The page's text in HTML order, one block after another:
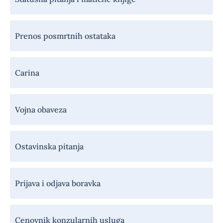
Prenos posmrtnih ostataka
Carina
Vojna obaveza
Ostavinska pitanja
Prijava i odjava boravka
Cenovnik konzularnih usluga